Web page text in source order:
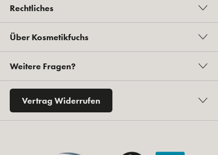
Rechtliches
Über Kosmetikfuchs
Weitere Fragen?
Vertrag Widerrufen